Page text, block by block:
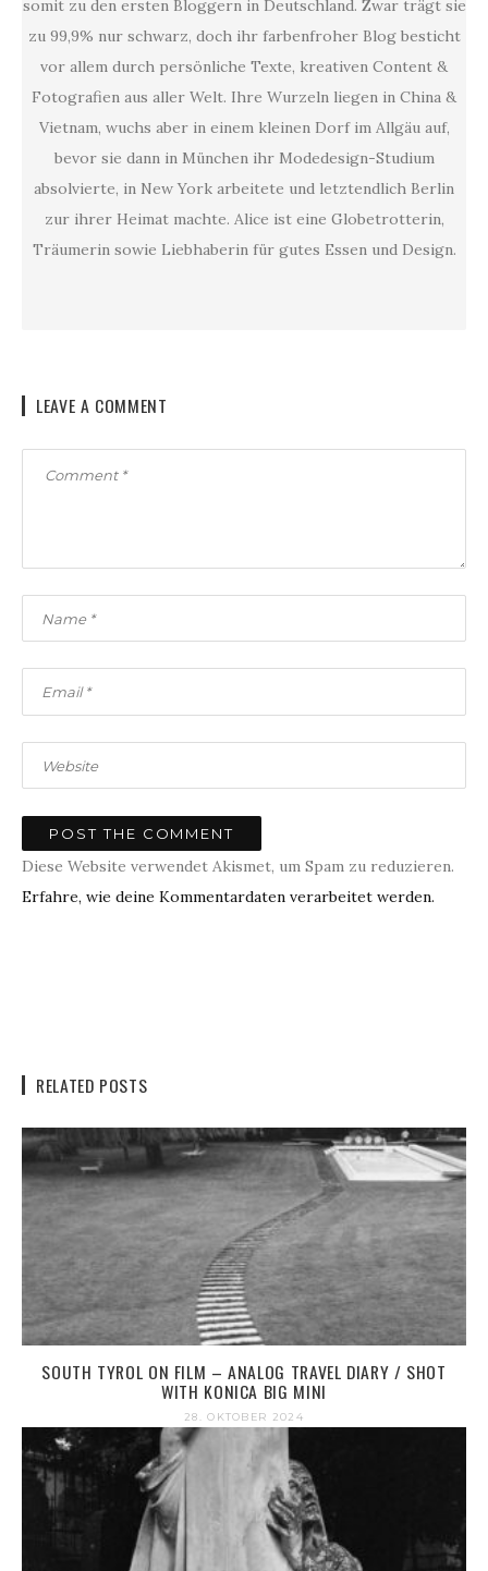
somit zu den ersten Bloggern in Deutschland. Zwar trägt sie
zu 99,9% nur schwarz, doch ihr farbenfroher Blog besticht
vor allem durch persönliche Texte, kreativen Content &
Fotografien aus aller Welt. Ihre Wurzeln liegen in China &
Vietnam, wuchs aber in einem kleinen Dorf im Allgäu auf,
bevor sie dann in München ihr Modedesign-Studium
absolvierte, in New York arbeitete und letztendlich Berlin
zur ihrer Heimat machte. Alice ist eine Globetrotterin,
Träumerin sowie Liebhaberin für gutes Essen und Design.
LEAVE A COMMENT
Diese Website verwendet Akismet, um Spam zu reduzieren.
Erfahre, wie deine Kommentardaten verarbeitet werden.
RELATED POSTS
SOUTH TYROL ON FILM – ANALOG TRAVEL DIARY / SHOT
WITH KONICA BIG MINI
28. OKTOBER 2024